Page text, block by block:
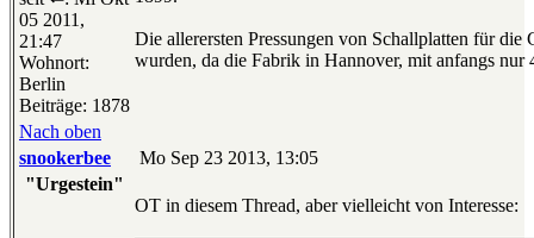
05 2011,
21:47
Wohnort:
Berlin
Beiträge: 1878
Die allerersten Pressungen von Schallplatten für
wurden, da die Fabrik in Hannover, mit anfangs nur
Nach oben
snookerbee
Mo Sep 23 2013, 13:05
"Urgestein"
OT in diesem Thread, aber vielleicht von Interesse: